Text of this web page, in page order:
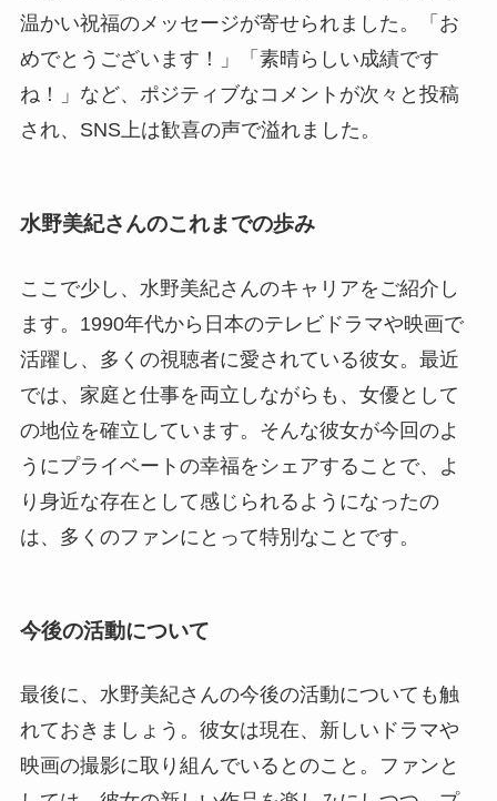
温かい祝福のメッセージが寄せられました。「お
めでとうございます！」「素晴らしい成績です
ね！」など、ポジティブなコメントが次々と投稿
され、SNS上は歓喜の声で溢れました。
水野美紀さんのこれまでの歩み
ここで少し、水野美紀さんのキャリアをご紹介し
ます。1990年代から日本のテレビドラマや映画で
活躍し、多くの視聴者に愛されている彼女。最近
では、家庭と仕事を両立しながらも、女優として
の地位を確立しています。そんな彼女が今回のよ
うにプライベートの幸福をシェアすることで、よ
り身近な存在として感じられるようになったの
は、多くのファンにとって特別なことです。
今後の活動について
最後に、水野美紀さんの今後の活動についても触
れておきましょう。彼女は現在、新しいドラマや
映画の撮影に取り組んでいるとのこと。ファンと